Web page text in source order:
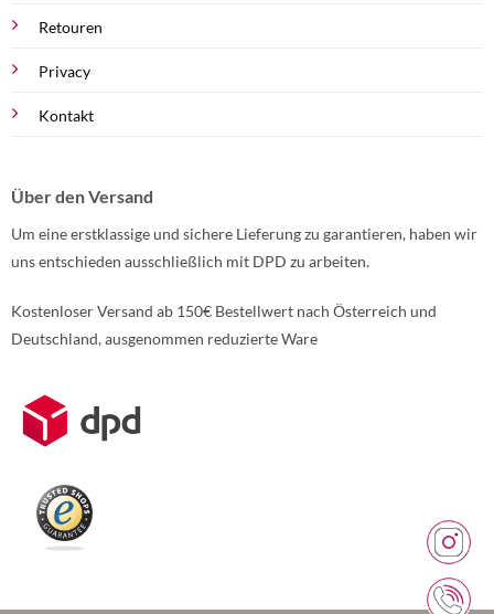
Retouren
Privacy
Kontakt
Über den Versand
Um eine erstklassige und sichere Lieferung zu garantieren, haben wir
uns entschieden ausschließlich mit DPD zu arbeiten.
Kostenloser Versand ab 150€ Bestellwert nach Österreich und
Deutschland, ausgenommen reduzierte Ware
Weitere Informationen über den gesperrten Inhalt.